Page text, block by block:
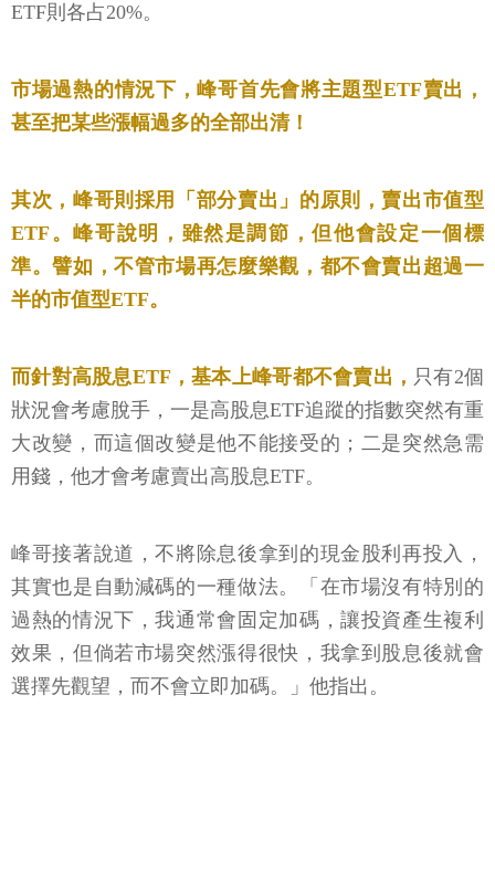
ETF則各占20%。
市場過熱的情況下，峰哥首先會將主題型ETF賣出，
甚至把某些漲幅過多的全部出清！
其次，峰哥則採用「部分賣出」的原則，賣出市值型
ETF。峰哥說明，雖然是調節，但他會設定一個標
準。譬如，不管市場再怎麼樂觀，都不會賣出超過一
半的市值型ETF。
而針對高股息ETF，基本上峰哥都不會賣出， 只有2個
狀況會考慮脫手，一是高股息ETF追蹤的指數突然有重
大改變，而這個改變是他不能接受的；二是突然急需
用錢，他才會考慮賣出高股息ETF。
峰哥接著說道，不將除息後拿到的現金股利再投入，
其實也是自動減碼的一種做法。「在市場沒有特別的
過熱的情況下，我通常會固定加碼，讓投資產生複利
效果，但倘若市場突然漲得很快，我拿到股息後就會
選擇先觀望，而不會立即加碼。」他指出。